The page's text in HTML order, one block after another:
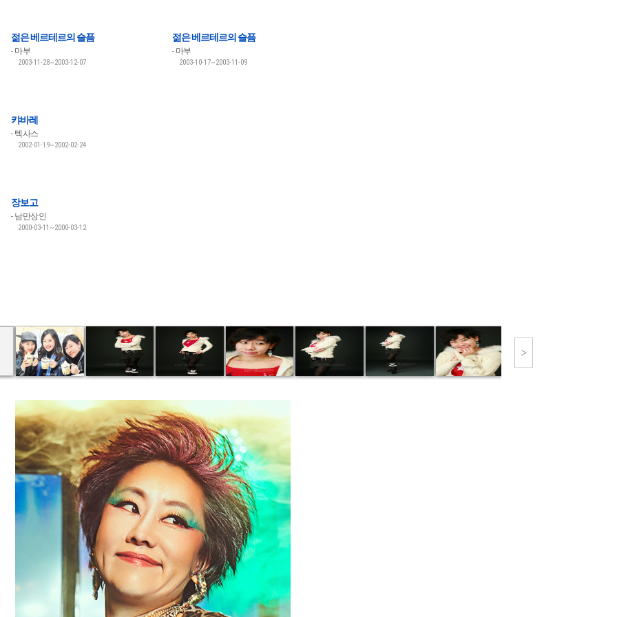
젊은 베르테르의 슬픔
마부
2003-11-28~2003-12-07
젊은 베르테르의 슬픔
마부
2003-10-17~2003-11-09
캬바레
텍사스
2002-01-19~2002-02-24
장보고
남만상인
2000-03-11~2000-03-12